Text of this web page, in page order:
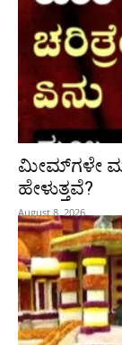
ಮೀಮ್‌ಗಳೇ
ಹೇಳುತ್ತವೆ?
August 8, 2026